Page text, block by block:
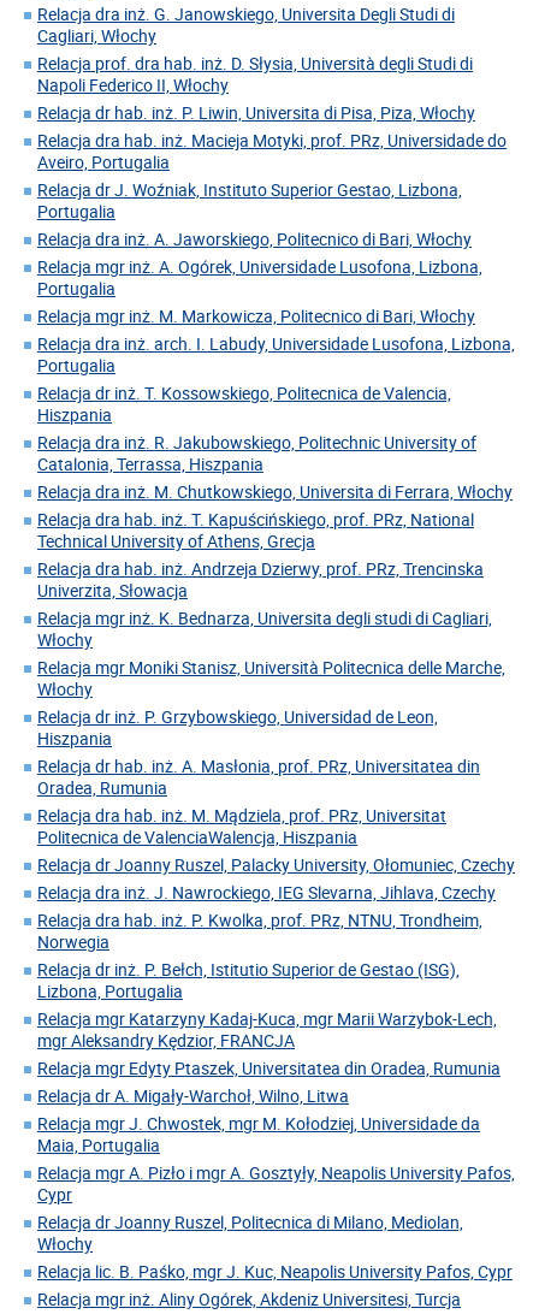
Relacja dra inż. G. Janowskiego, Universita Degli Studi di
Cagliari, Włochy
Relacja prof. dra hab. inż. D. Słysia, Università degli Studi di
Napoli Federico II, Włochy
Relacja dr hab. inż. P. Liwin, Universita di Pisa, Piza, Włochy
Relacja dra hab. inż. Macieja Motyki, prof. PRz, Universidade do
Aveiro, Portugalia
Relacja dr J. Woźniak, Instituto Superior Gestao, Lizbona,
Portugalia
Relacja dra inż. A. Jaworskiego, Politecnico di Bari, Włochy
Relacja mgr inż. A. Ogórek, Universidade Lusofona, Lizbona,
Portugalia
Relacja mgr inż. M. Markowicza, Politecnico di Bari, Włochy
Relacja dra inż. arch. I. Labudy, Universidade Lusofona, Lizbona,
Portugalia
Relacja dr inż. T. Kossowskiego, Politecnica de Valencia,
Hiszpania
Relacja dra inż. R. Jakubowskiego, Politechnic University of
Catalonia, Terrassa, Hiszpania
Relacja dra inż. M. Chutkowskiego, Universita di Ferrara, Włochy
Relacja dra hab. inż. T. Kapuścińskiego, prof. PRz, National
Technical University of Athens, Grecja
Relacja dra hab. inż. Andrzeja Dzierwy, prof. PRz, Trencinska
Univerzita, Słowacja
Relacja mgr inż. K. Bednarza, Universita degli studi di Cagliari,
Włochy
Relacja mgr Moniki Stanisz, Università Politecnica delle Marche,
Włochy
Relacja dr inż. P. Grzybowskiego, Universidad de Leon,
Hiszpania
Relacja dr hab. inż. A. Masłonia, prof. PRz, Universitatea din
Oradea, Rumunia
Relacja dra hab. inż. M. Mądziela, prof. PRz, Universitat
Politecnica de ValenciaWalencja, Hiszpania
Relacja dr Joanny Ruszel, Palacky University, Ołomuniec, Czechy
Relacja dra inż. J. Nawrockiego, IEG Slevarna, Jihlava, Czechy
Relacja dra hab. inż. P. Kwolka, prof. PRz, NTNU, Trondheim,
Norwegia
Relacja dr inż. P. Bełch, Istitutio Superior de Gestao (ISG),
Lizbona, Portugalia
Relacja mgr Katarzyny Kadaj-Kuca, mgr Marii Warzybok-Lech,
mgr Aleksandry Kędzior, FRANCJA
Relacja mgr Edyty Ptaszek, Universitatea din Oradea, Rumunia
Relacja dr A. Migały-Warchoł, Wilno, Litwa
Relacja mgr J. Chwostek, mgr M. Kołodziej, Universidade da
Maia, Portugalia
Relacja mgr A. Pizło i mgr A. Gosztyły, Neapolis University Pafos,
Cypr
Relacja dr Joanny Ruszel, Politecnica di Milano, Mediolan,
Włochy
Relacja lic. B. Paśko, mgr J. Kuc, Neapolis University Pafos, Cypr
Relacja mgr inż. Aliny Ogórek, Akdeniz Universitesi, Turcja